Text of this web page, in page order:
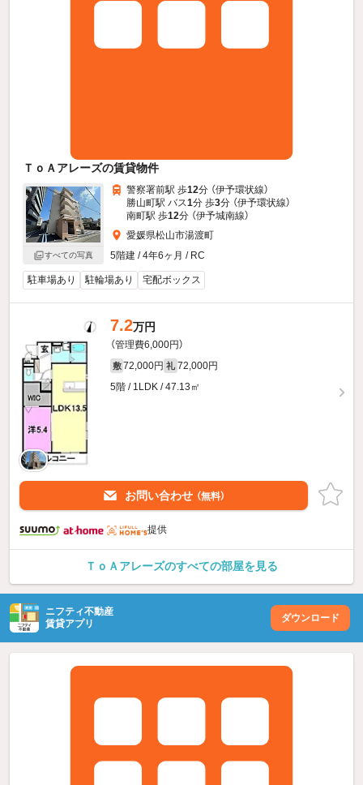
ＴｏＡアレーズの賃貸物件
すべての写真
警察署前駅 歩12分 （伊予環状線）
勝山町駅 バス1分 歩3分 （伊予環状線）
南町駅 歩12分 （伊予城南線）
愛媛県松山市湯渡町
5階建 / 4年6ヶ月 / RC
駐車場あり 駐輪場あり 宅配ボックス
7.2万円
（管理費6,000円）
敷 72,000円 礼 72,000円
5階 / 1LDK / 47.13㎡
お問い合わせ （無料）
提供
ＴｏＡアレーズのすべての部屋を見る
ニフティ不動産
賃貸アプリ
ダウンロード